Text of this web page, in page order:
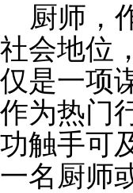
厨师，
社会地位
仅是一项
作为热门
功触手可
一名厨师